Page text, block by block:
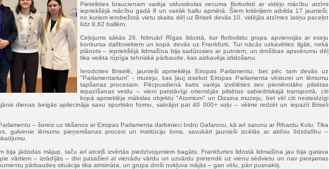
Pieteikties braucienam varēja vidusskolas vecuma florbolisti ar vidējo mācību atzīmi
iepriekšējā mācību gadā 8 un vairāk ballu apmērā. Šiem kritērijiem atbilda 17 jaunieši,
no kuriem ierobežotā vietu skaita dēļ uz Briseli devās 10, vidējās atzīmes latiņu paceļot
līdz 8,62 ballēm.
Ceļojums sākās 26. februārī Rīgas lidostā, kur florbolistu grupa apvienojās ar eseju
konkursa dalībniekiem un kopā devās uz Frankfurti. Tur nācās uzkavēties ilgāk, nekā
plānots – iepriekšējā lidmašīna bija sadūrusies ar putniem, un drošības apsvērumu dēļ
tika veikta rūpīga tehniskā pārbaude, kas aizkavēja izlidošanu.
Ierodoties Briselē, jaunieši apmeklēja Eiropas Parlamentu, bet pēc tam devās uz
"Parlamentarium" - muzeju, kas ļauj izsekot Eiropas Parlamenta vēsturei un lēmumu
tapšanas procesam. Pēcpusdienā katrs varēja izvēlēties sev piemērotāko pilsētas
iepazīšanas veidu – vieni patstāvīgi orientējās pilsētas sabiedriskajā transportā, citi
kopā apmeklēja mākslas objektu "Atomium" un Dizaina muzeju, bet vēl citi nesteidzīgi
dienas beigās apliecināja savu sportisko formu, sakrājot pat 40 000+ soļu – vēlme redzēt un iepazīt Briseli
– šoreiz uz tikšanos ar Eiropas Parlamenta darbinieci Indru Gafarovu, kā arī sarunu ar Rihardu Kolu. Tika
galvenie lēmumu pieņemšanas procesi un institūciju loma, savukārt jaunieši izcēlās ar aktīvu līdzdalību –
bija jādodas mājup, taču arī atceļš izvērtās piedzīvojumiem bagāts. Frankfurtes lidostā lidmašīna jau bija gatava
vārtiem – izrādījās – divi pasažieri ar vienādu vārdu un uzvārdu pretendē uz vienu sēdvietu un nav pieejamas
pārbaudes situācija tika atrisināta, un grupa droši nokļuva mājās – gan vēlu, pāri pusnaktij.